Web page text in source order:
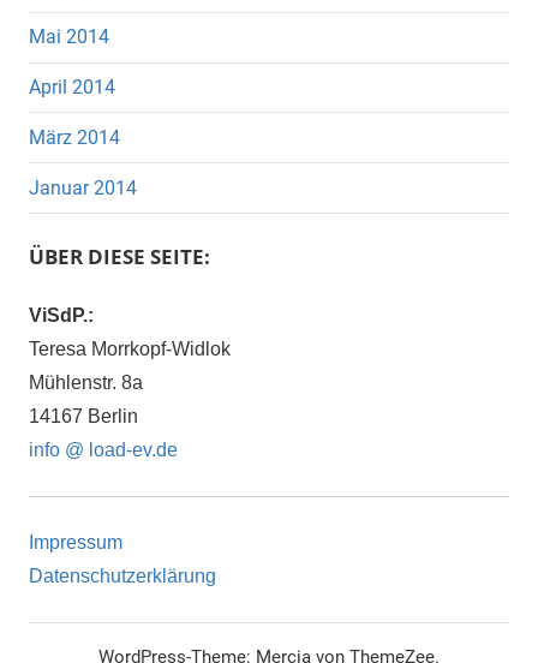
Mai 2014
April 2014
März 2014
Januar 2014
ÜBER DIESE SEITE:
ViSdP.:
Teresa Morrkopf-Widlok
Mühlenstr. 8a
14167 Berlin
info @ load-ev.de
Impressum
Datenschutzerklärung
WordPress-Theme: Mercia von ThemeZee.